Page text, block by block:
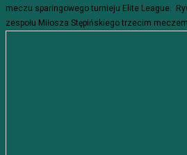
meczu sparingowego turnieju Elite League.
zespołu Miłosza Stępińskiego trzecim